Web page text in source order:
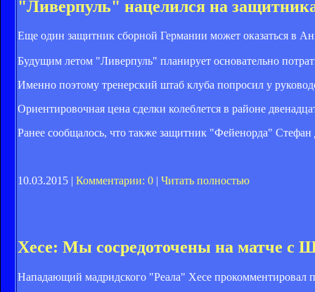
"Ливерпуль" нацелился на
Еще один защитник сборной Германии может оказаться в
Будущим летом "Ливерпуль" планирует основательно
Именно поэтому тренерский штаб клуба попросил у
Ориентировочная цена сделки колеблется в районе
Ранее сообщалось, что также защитник "Фейенорда" Стефан
10.03.2015 | Комментарии: 0 Читать полностью
Хесе: Мы сосредоточены на матче с
Нападающий мадридского "Реала" Хесе